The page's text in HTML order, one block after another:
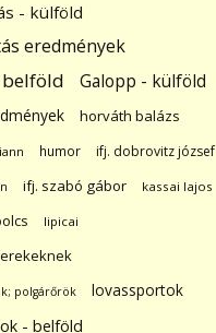
- külföld
eredmények
Galopp - külföld
horváth balázs
humor ifj. dobrovitz józsef
ifj. szabó gábor kassai lajos
lipicai
polgárőrök
lovassportok
- belföld